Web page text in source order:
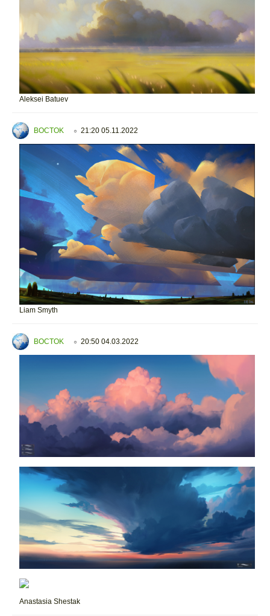
Aleksei Batuev
BOCTOK ○ 21:20 05.11.2022
Liam Smyth
BOCTOK ○ 20:50 04.03.2022
Anastasia Shestak